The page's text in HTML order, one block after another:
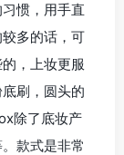
惯，用手直
多的话，可
，上妆更服
刷，圆头的
除了底妆产
款式是非常